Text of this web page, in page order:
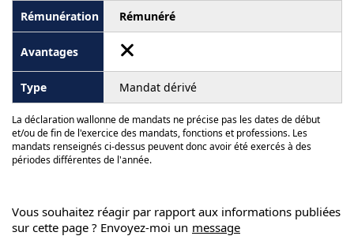
Rémunéré
Mandat dérivé
La déclaration wallonne de mandats ne précise pas les dates de début
et/ou de fin de l'exercice des mandats, fonctions et professions. Les
mandats renseignés ci-dessus peuvent donc avoir été exercés à des
périodes différentes de l'année.
Vous souhaitez réagir par rapport aux informations publiées
sur cette page ? Envoyez-moi un message